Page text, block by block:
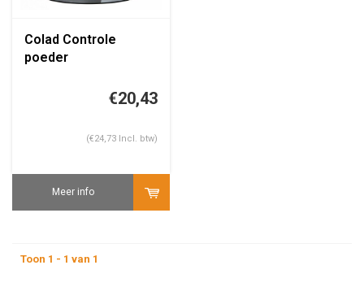
Colad Controle
poeder
€20,43
(€24,73 Incl. btw)
Meer info
Toon 1 - 1 van 1